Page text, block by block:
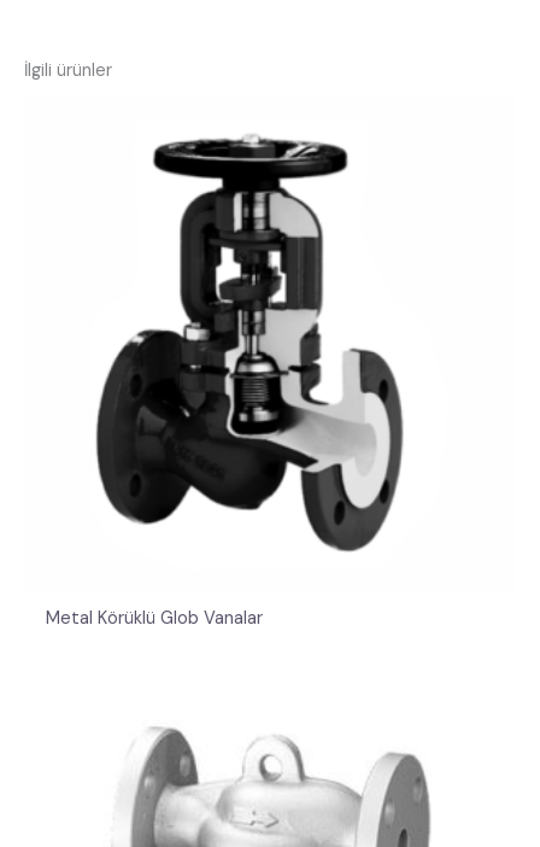
İlgili ürünler
Metal Körüklü Glob Vanalar